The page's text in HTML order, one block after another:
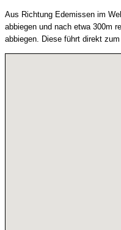
Aus Richtung Edemissen im
abbiegen und nach etwa 300m
abbiegen. Diese führt direkt